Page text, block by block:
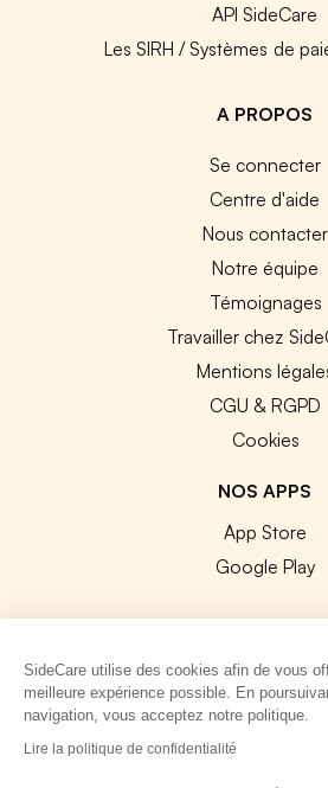
API SideCare
Les SIRH / Systèmes de
A PROPOS
Se connecter
Centre d'aide
Nous contacter
Notre équipe
Témoignages
Travailler chez
Mentions
CGU & RGPD
Cookies
NOS APPS
App Store
Google Play
© 2026 SideCare. Tous
SideCare utilise des cookies afin de vous
meilleure expérience possible. En
navigation, vous acceptez notre politique.
Lire la politique de confidentialité